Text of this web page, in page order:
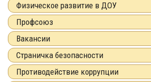
Физическое развитие в ДОУ
Профсоюз
Вакансии
Страничка безопасности
Противодействие коррупции